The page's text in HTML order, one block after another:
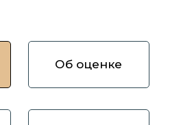
Об оценке